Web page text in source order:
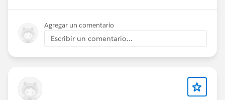
Agregar un comentario
Escribir un comentario...